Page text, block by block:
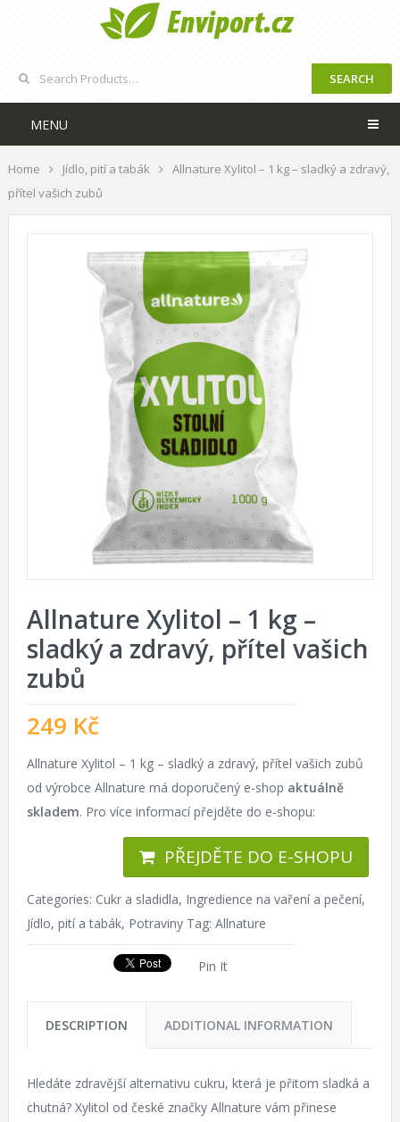
SEARCH
MENU
Home Jídlo, pití a tabák
Allnature Xylitol – 1 kg – sladký a zdravý,
přítel vašich zubů
Allnature Xylitol – 1 kg –
sladký a zdravý, přítel vašich
zubů
249 Kč
Allnature Xylitol – 1 kg – sladký a zdravý, přítel vašich zubů
od výrobce Allnature má doporučený e-shop aktuálně
skladem. Pro více informací přejděte do e-shopu:
PŘEJDĚTE DO E-SHOPU
Categories: Cukr a sladidla, Ingredience na vaření a pečení,
Jídlo, pití a tabák, Potraviny Tag: Allnature
Pin It
DESCRIPTION ADDITIONAL INFORMATION
Hledáte zdravější alternativu cukru, která je přitom sladká a
chutná? Xylitol od české značky Allnature vám přinese